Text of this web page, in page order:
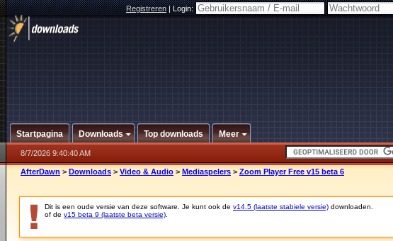
Registreren|Login:
Startpagina Downloads Top downloads Meer
8/7/2026 9:40:40 AM
AfterDawn > Downloads > Video & Audio > Mediaspelers > Zoom Player Free v15 beta 6
Dit is een oude versie van deze software. Je kunt ook de v14.5 (laatste stabiele versie) downloaden.
of de v15 beta 9 (laatste beta versie)